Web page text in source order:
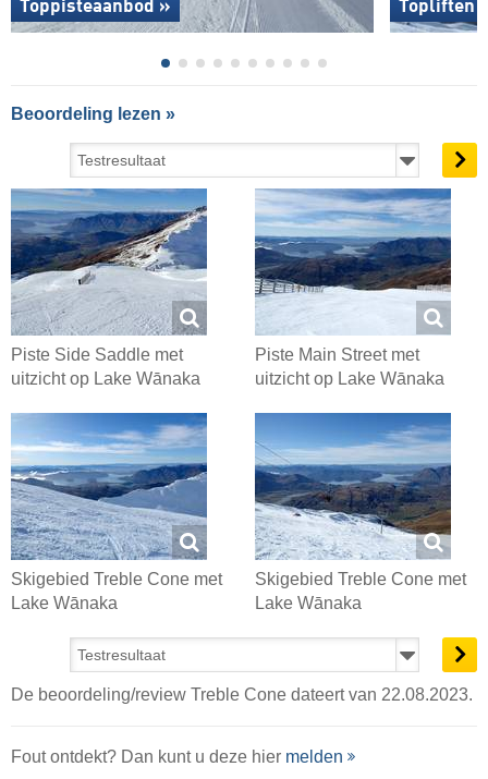
Toppisteaanbod » Topliften
Beoordeling lezen »
Piste Side Saddle met
uitzicht op Lake Wānaka
Piste Main Street met
uitzicht op Lake Wānaka
Skigebied Treble Cone met
Lake Wānaka
Skigebied Treble Cone met
Lake Wānaka
De beoordeling/review Treble Cone dateert van 22.08.2023.
Fout ontdekt? Dan kunt u deze hier melden